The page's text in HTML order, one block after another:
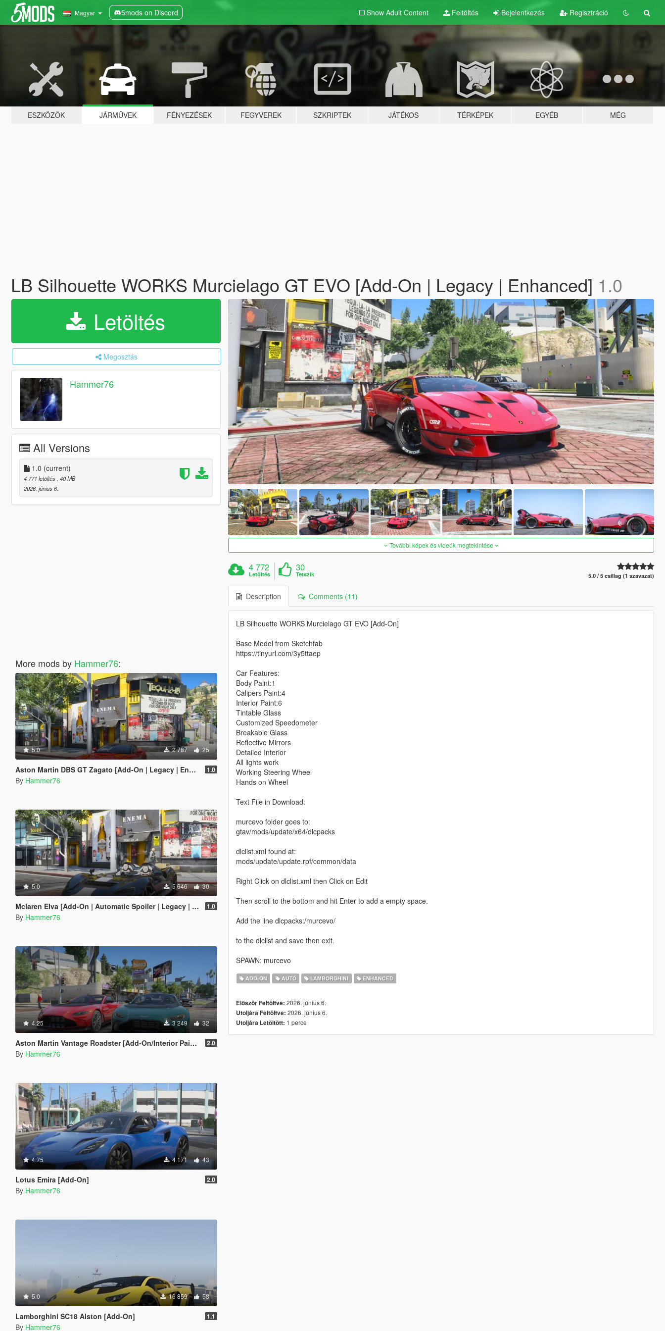
Magyar 5mods on Discord Show Adult Content Feltöltés Bejelentkezés Regisztráció
ESZKÖZÖK JÁRMŰVEK FÉNYEZÉSEK FEGYVEREK SZKRIPTEK JÁTÉKOS TÉRKÉPEK EGYÉB MÉG
LB Silhouette WORKS Murcielago GT EVO [Add-On | Legacy | Enhanced] 1.0
Letöltés
Megosztás
Hammer76
All Versions
1.0 (current)
4 771 letöltés , 40 MB
2026. június 6.
More mods by Hammer76:
5.0 2 787 25
Aston Martin DBS GT Zagato [Add-On | Legacy | Enhanced] 1.0
By Hammer76
5.0 5 646 30
Mclaren Elva [Add-On | Automatic Spoiler | Legacy | Enhanced] 1.0
By Hammer76
4.25 3 249 32
Aston Martin Vantage Roadster [Add-On/Interior Paint/Extra] 2.0
By Hammer76
4.75 4 171 43
Lotus Emira [Add-On] 2.0
By Hammer76
5.0 16 859 58
Lamborghini SC18 Alston [Add-On] 1.1
By Hammer76
További képek és videók megtekintése
4 772
Letöltés
30
Tetszik 5.0 / 5 csillag (1 szavazat)
Description Comments (11)
LB Silhouette WORKS Murcielago GT EVO [Add-On]
Base Model from Sketchfab
https://tinyurl.com/3y5ttaep
Car Features:
Body Paint:1
Calipers Paint:4
Interior Paint:6
Tintable Glass
Customized Speedometer
Breakable Glass
Reflective Mirrors
Detailed Interior
All lights work
Working Steering Wheel
Hands on Wheel
Text File in Download:
murcevo folder goes to:
gtav/mods/update/x64/dlcpacks
dlclist.xml found at:
mods/update/update.rpf/common/data
Right Click on dlclist.xml then Click on Edit
Then scroll to the bottom and hit Enter to add a empty space.
Add the line dlcpacks:/murcevo/
to the dlclist and save then exit.
SPAWN: murcevo
ADD-ON AUTÓ LAMBORGHINI ENHANCED
Először Feltöltve: 2026. június 6.
Utoljára Feltöltve: 2026. június 6.
Utoljára Letöltött: 1 perce